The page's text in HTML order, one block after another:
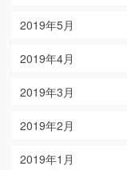
2019年5月
2019年4月
2019年3月
2019年2月
2019年1月